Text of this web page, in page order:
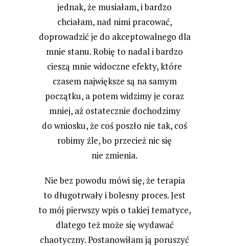
jednak, że musiałam, i bardzo
chciałam, nad nimi pracować,
doprowadzić je do akceptowalnego dla
mnie stanu. Robię to nadal i bardzo
cieszą mnie widoczne efekty, które
czasem największe są na samym
początku, a potem widzimy je coraz
mniej, aż ostatecznie dochodzimy
do wniosku, że coś poszło nie tak, coś
robimy źle, bo przecież nic się
nie zmienia.
Nie bez powodu mówi się, że terapia
to długotrwały i bolesny proces. Jest
to mój pierwszy wpis o takiej tematyce,
dlatego też może się wydawać
chaotyczny. Postanowiłam ją poruszyć